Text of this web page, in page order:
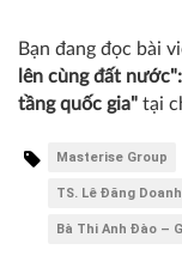
Bạn đang đọc bài
lên cùng đất
tầng quốc gia" tại
Masterise Group
TS. Lê Đăng Doanh
Bà Thi Anh Đào –